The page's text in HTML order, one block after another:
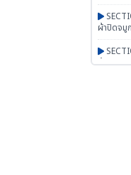
ผ้าปิดจมู
ผ้าปิดจมูก